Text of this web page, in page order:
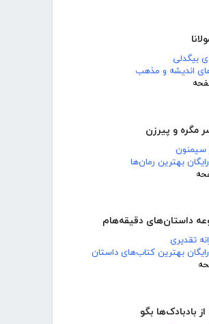
بیگدلی
اندیشه و مذهب
مگره و پیرزن
سیمنون
رایگان بهترین رمان‌ها
داستان‌های دقیقه‌هام
تقدیری
رایگان بهترین کتاب‌های داستان
بادبادک‌ها بگو